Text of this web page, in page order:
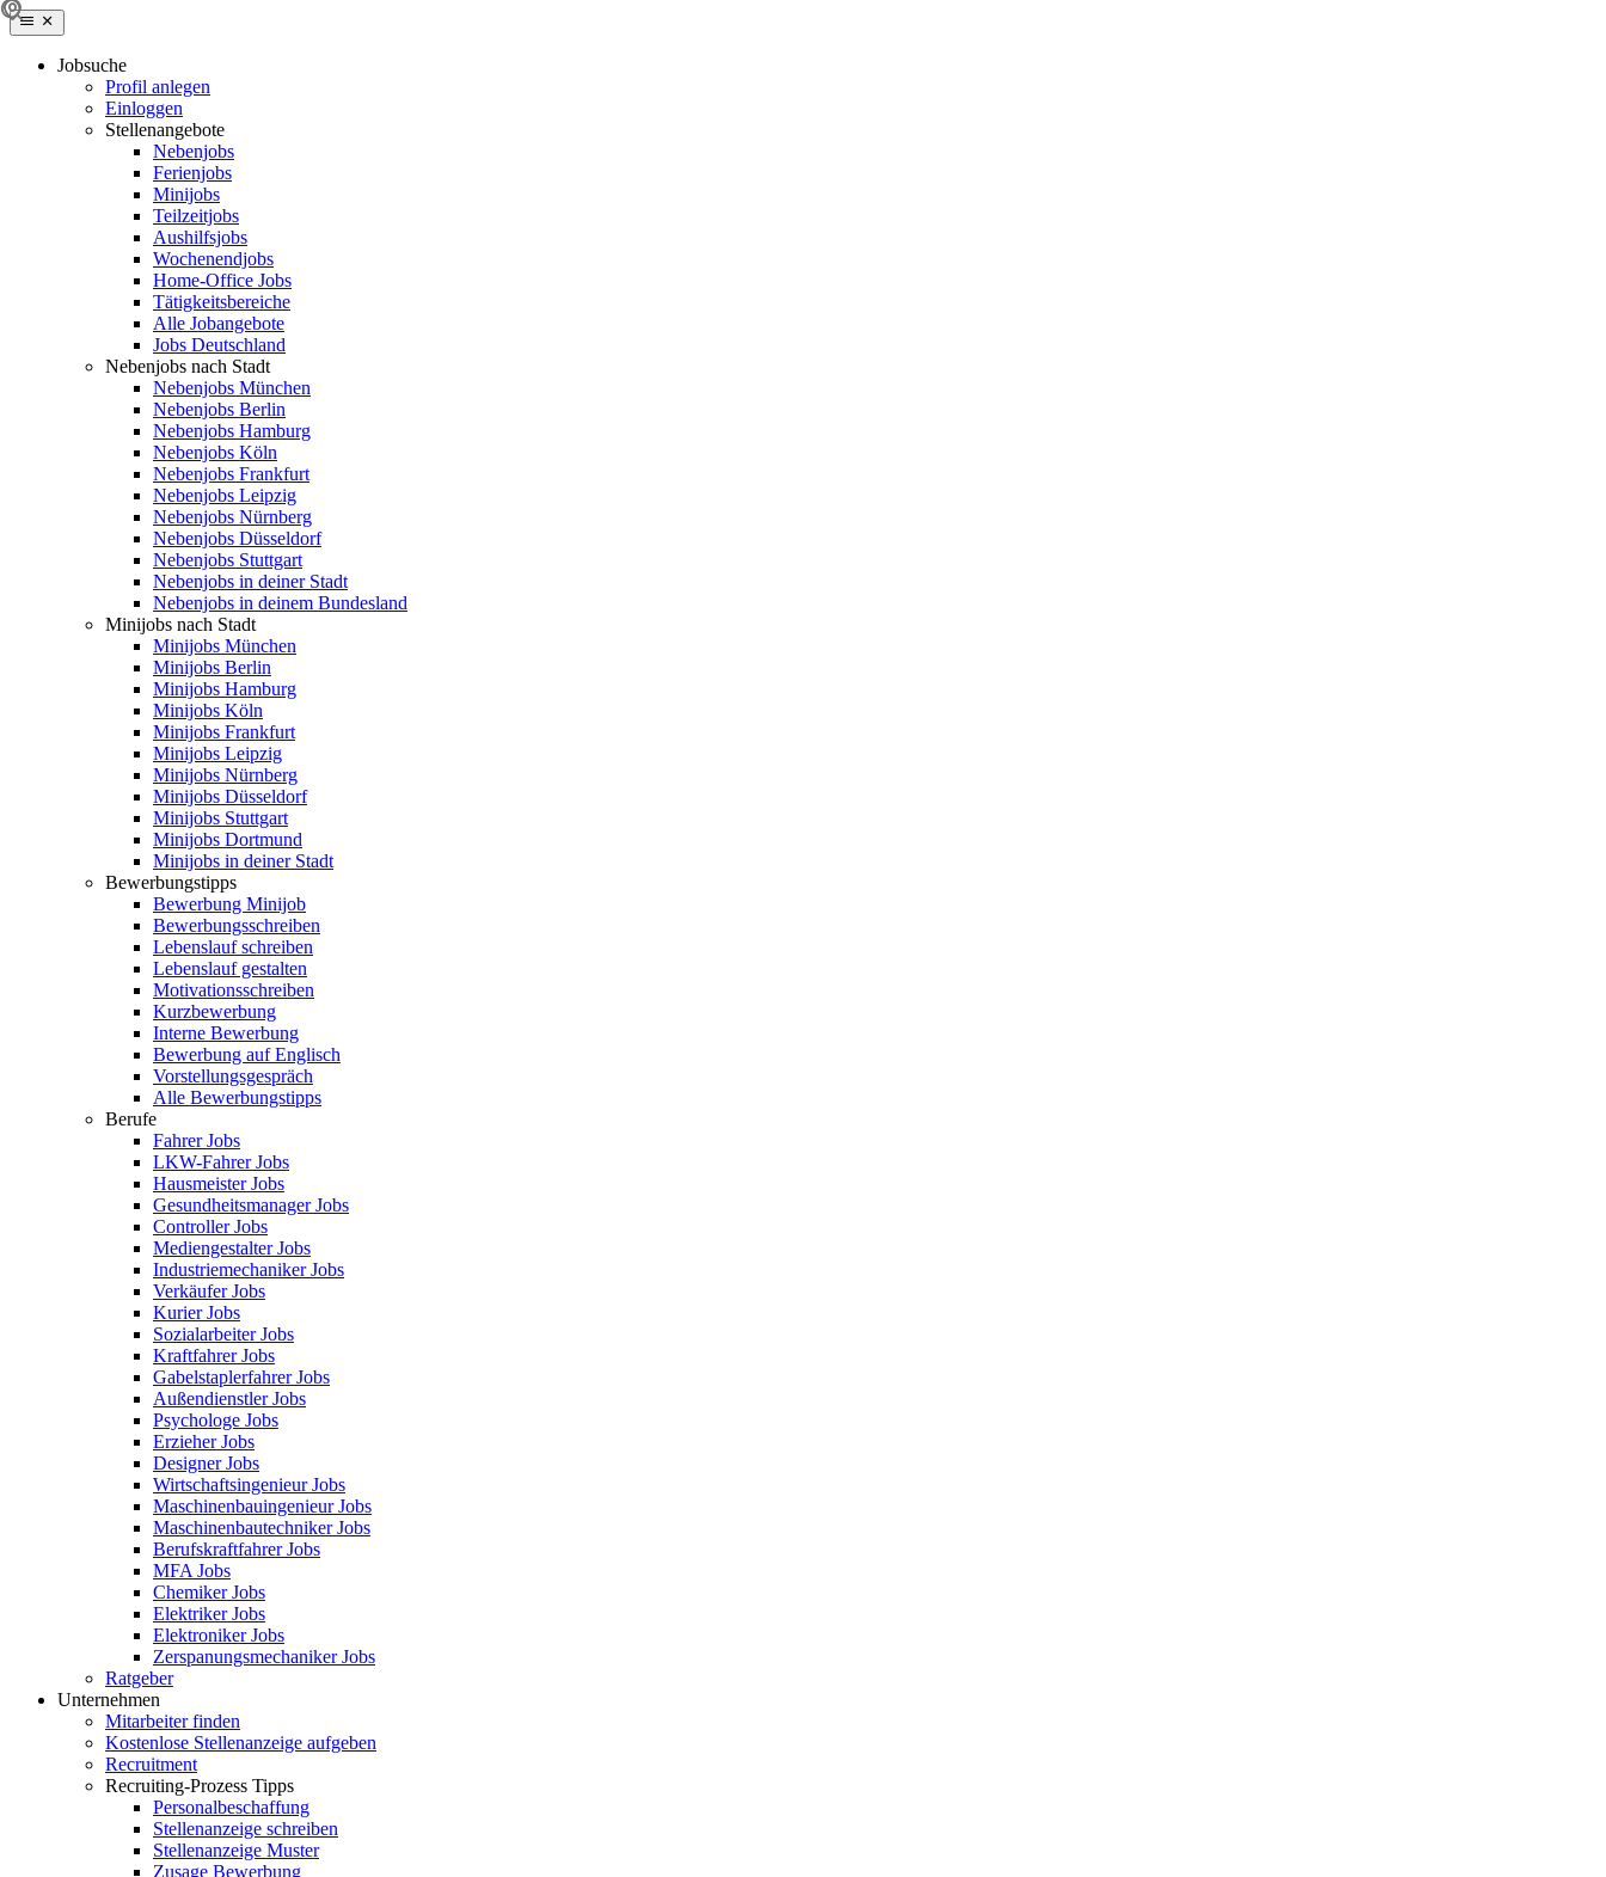
Jobsuche
Profil anlegen
Einloggen
Stellenangebote
Nebenjobs
Ferienjobs
Minijobs
Teilzeitjobs
Aushilfsjobs
Wochenendjobs
Home-Office Jobs
Tätigkeitsbereiche
Alle Jobangebote
Jobs Deutschland
Nebenjobs nach Stadt
Nebenjobs München
Nebenjobs Berlin
Nebenjobs Hamburg
Nebenjobs Köln
Nebenjobs Frankfurt
Nebenjobs Leipzig
Nebenjobs Nürnberg
Nebenjobs Düsseldorf
Nebenjobs Stuttgart
Nebenjobs in deiner Stadt
Nebenjobs in deinem Bundesland
Minijobs nach Stadt
Minijobs München
Minijobs Berlin
Minijobs Hamburg
Minijobs Köln
Minijobs Frankfurt
Minijobs Leipzig
Minijobs Nürnberg
Minijobs Düsseldorf
Minijobs Stuttgart
Minijobs Dortmund
Minijobs in deiner Stadt
Bewerbungstipps
Bewerbung Minijob
Bewerbungsschreiben
Lebenslauf schreiben
Lebenslauf gestalten
Motivationsschreiben
Kurzbewerbung
Interne Bewerbung
Bewerbung auf Englisch
Vorstellungsgespräch
Alle Bewerbungstipps
Berufe
Fahrer Jobs
LKW-Fahrer Jobs
Hausmeister Jobs
Gesundheitsmanager Jobs
Controller Jobs
Mediengestalter Jobs
Industriemechaniker Jobs
Verkäufer Jobs
Kurier Jobs
Sozialarbeiter Jobs
Kraftfahrer Jobs
Gabelstaplerfahrer Jobs
Außendienstler Jobs
Psychologe Jobs
Erzieher Jobs
Designer Jobs
Wirtschaftsingenieur Jobs
Maschinenbauingenieur Jobs
Maschinenbautechniker Jobs
Berufskraftfahrer Jobs
MFA Jobs
Chemiker Jobs
Elektriker Jobs
Elektroniker Jobs
Zerspanungsmechaniker Jobs
Ratgeber
Unternehmen
Mitarbeiter finden
Kostenlose Stellenanzeige aufgeben
Recruitment
Recruiting-Prozess Tipps
Personalbeschaffung
Stellenanzeige schreiben
Stellenanzeige Muster
Zusage Bewerbung